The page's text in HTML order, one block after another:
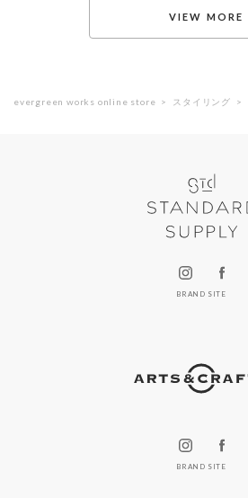
evergreen works online store スタイリング
BRAND SITE
BRAND SITE